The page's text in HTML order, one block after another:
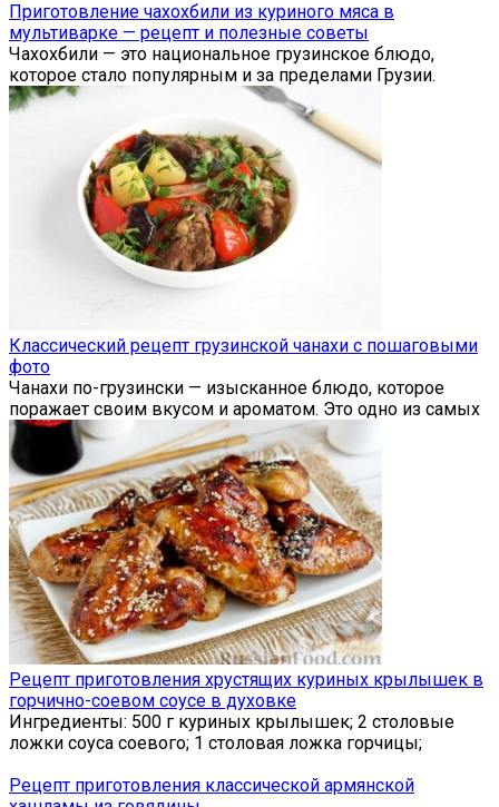
Приготовление чахохбили из куриного мяса в
мультиварке — рецепт и полезные советы
Чахохбили — это национальное грузинское блюдо,
которое стало популярным и за пределами Грузии.
Классический рецепт грузинской чанахи с пошаговыми
фото
Чанахи по-грузински — изысканное блюдо, которое
поражает своим вкусом и ароматом. Это одно из самых
Рецепт приготовления хрустящих куриных крылышек в
горчично-соевом соусе в духовке
Ингредиенты: 500 г куриных крылышек; 2 столовые
ложки соуса соевого; 1 столовая ложка горчицы;
Рецепт приготовления классической армянской